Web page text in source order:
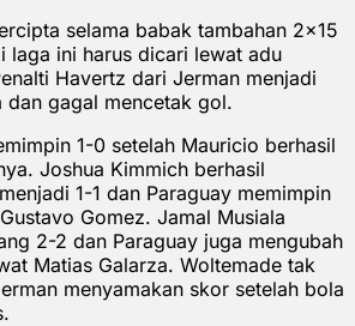
selama babak tambahan 2x15
laga ini harus dicari lewat adu
Havertz dari Jerman menjadi
dan gagal mencetak gol.
1-0 setelah Mauricio berhasil
Joshua Kimmich berhasil
1-1 dan Paraguay memimpin
Gomez. Jamal Musiala
2-2 dan Paraguay juga mengubah
Matias Galarza. Woltemade tak
menyamakan skor setelah bola